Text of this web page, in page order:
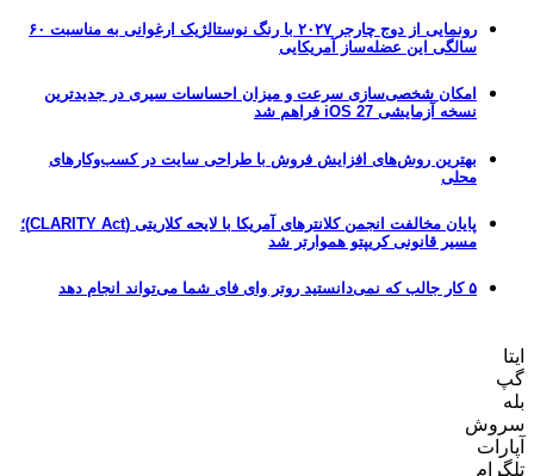
رونمایی از دوج چارجر ۲۰۲۷ با رنگ نوستالژیک ارغوانی به مناسبت ۶۰
سالگی این عضله‌ساز آمریکایی
امکان شخصی‌سازی سرعت و میزان احساسات سیری در جدیدترین
نسخه آزمایشی iOS 27 فراهم شد
بهترین روش‌های افزایش فروش با طراحی سایت در کسب‌وکارهای
محلی
پایان مخالفت انجمن کلانترهای آمریکا با لایحه کلاریتی (CLARITY Act)؛
مسیر قانونی کریپتو هموارتر شد
۵ کار جالب که نمی‌دانستید روتر وای فای شما می‌تواند انجام دهد
ایتا
گپ
بله
سروش
آپارات
تلگرام